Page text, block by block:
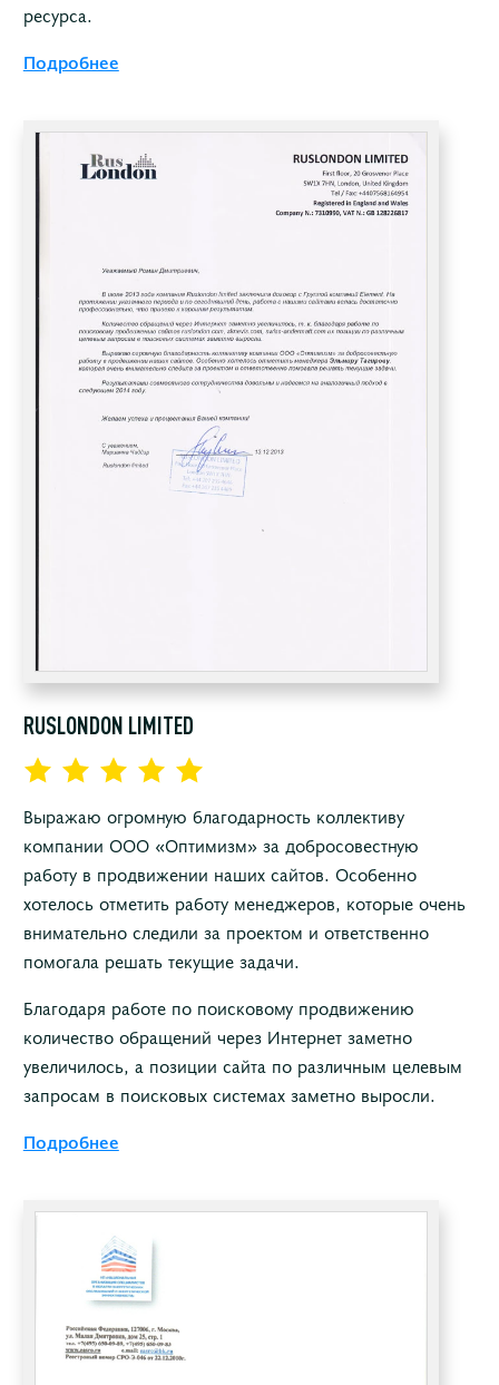
ресурса.
Подробнее
RUSLONDON LIMITED
Выражаю огромную благодарность коллективу
компании ООО «Оптимизм» за добросовестную
работу в продвижении наших сайтов. Особенно
хотелось отметить работу менеджеров, которые очень
внимательно следили за проектом и ответственно
помогала решать текущие задачи.
Благодаря работе по поисковому продвижению
количество обращений через Интернет заметно
увеличилось, а позиции сайта по различным целевым
запросам в поисковых системах заметно выросли.
Подробнее